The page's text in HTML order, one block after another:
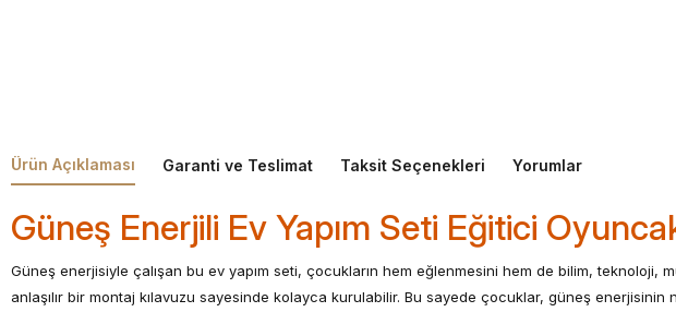
Ürün Açıklaması Garanti ve Teslimat Taksit Seçenekleri Yorumlar
Güneş Enerjili Ev Yapım Seti Eğitici
Güneş enerjisiyle çalışan bu ev yapım seti, çocukların hem eğlenmesini hem de bilim,
anlaşılır bir montaj kılavuzu sayesinde kolayca kurulabilir. Bu sayede çocuklar, güneş enerjisinin